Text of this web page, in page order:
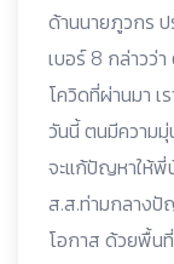
ด้านนายภูวกร
เบอร์ 8 กล่าวว่
โควิดที่ผ่านมา เ
วันนี้ ตนมีความ
จะแก้ปัญหาให้พี่
ส.ส.ท่ามกลางปั
โอกาส ด้วยพื้นที่